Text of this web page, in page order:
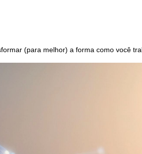
(para melhor) a forma como você